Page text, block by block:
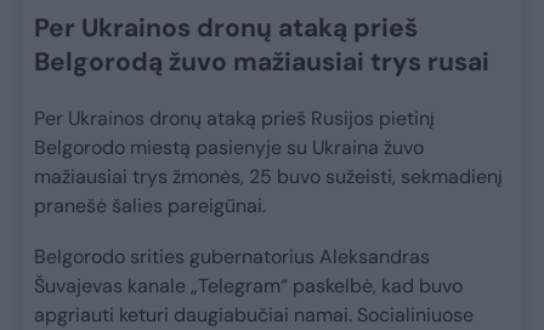
Per Ukrainos dronų ataką prieš
Belgorodą žuvo mažiausiai trys rusai
Per Ukrainos dronų ataką prieš Rusijos pietinį
Belgorodo miestą pasienyje su Ukraina žuvo
mažiausiai trys žmonės, 25 buvo sužeisti, sekmadienį
pranešė šalies pareigūnai.
Belgorodo srities gubernatorius Aleksandras
Šuvajevas kanale „Telegram“ paskelbė, kad buvo
apgriauti keturi daugiabučiai namai. Socialiniuose